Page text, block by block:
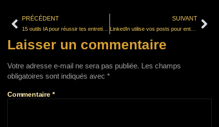
PRÉCÉDENT SUIVANT
LinkedIn utilise vos posts pour entraîner son IA (et vous n’aviez rien signé pour ça)
Laisser un commentaire
Votre adresse e-mail ne sera pas publiée. Les champs
obligatoires sont indiqués avec *
Commentaire *